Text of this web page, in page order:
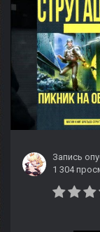
Запись
1 304